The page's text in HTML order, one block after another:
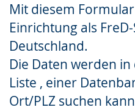
Mit diesem
Einrichtung als
Deutschland.
Die Daten werden
Liste , einer
Ort/PLZ suchen
wird
angezeigt.